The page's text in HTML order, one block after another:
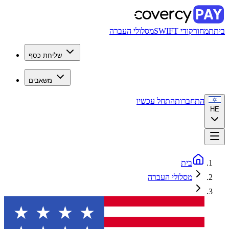
ביתתמחורקודי SWIFT מסלולי העברה
שליחת כסף
משאבים
HE
התחברותהתחל עכשיו
בית
מסלולי העברה